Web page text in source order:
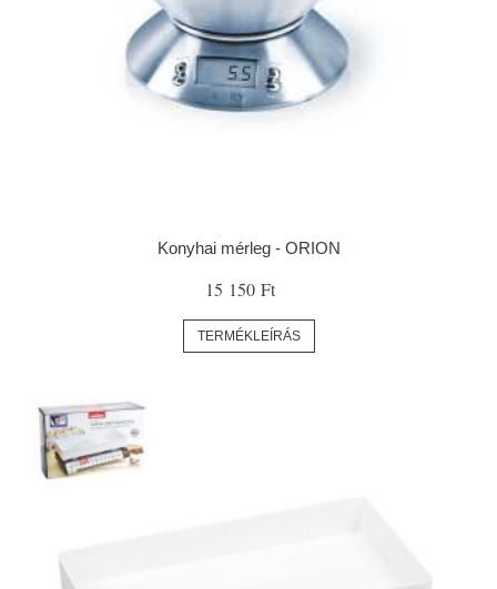
Konyhai mérleg - ORION
15 150 Ft
TERMÉKLEÍRÁS